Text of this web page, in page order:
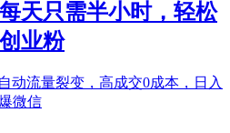
天只需半小时，轻松
业粉